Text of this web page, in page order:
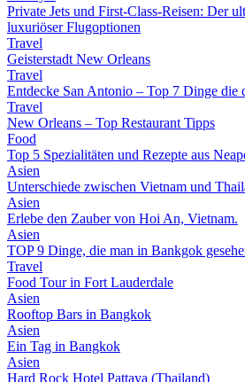
Private Jets und First-Class-Reisen: Der
luxuriöser Flugoptionen
Travel
Geisterstadt New Orleans
Travel
Entdecke San Antonio – Top 7 Dinge die
Travel
New Orleans – Top Restaurant Tipps
Food
Top 5 Spezialitäten und Rezepte aus
Asien
Unterschiede zwischen Vietnam und
Asien
Erlebe den Zauber von Hoi An, Vietnam.
Asien
TOP 9 Dinge, die man in Bankgok
Travel
Food Tour in Fort Lauderdale
Asien
Rooftop Bars in Bangkok
Asien
Ein Tag in Bangkok
Asien
Hard Rock Hotel Pattaya (Thailand)